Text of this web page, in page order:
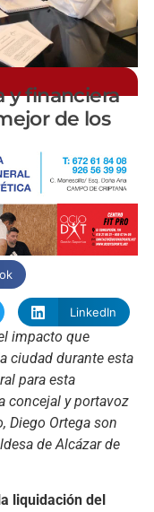
y financiera
de los
LinkedIn
impacto que
ciudad durante esta
para esta
concejal y portavoz
Diego Ortega son
de Alcázar de
liquidación del